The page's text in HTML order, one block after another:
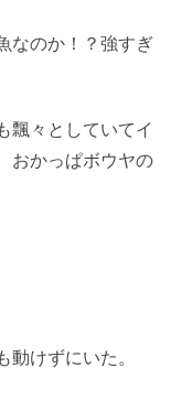
なのか！？強すぎ
飄々としていてイ
おかっぱボウヤの
けずにいた。